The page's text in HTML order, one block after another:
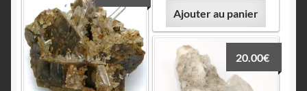
Ajouter au panier
20.00€